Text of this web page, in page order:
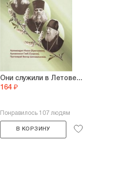
Они служили в Летове...
164 ₽
Понравилось 107 людям
В КОРЗИНУ